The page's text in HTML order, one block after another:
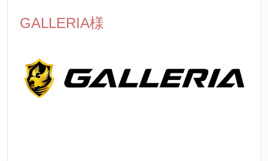
GALLERIA様